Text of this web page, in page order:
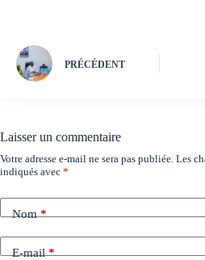
PRÉCÉDENT
Laisser un commentaire
Votre adresse e-mail ne sera pas publiée. Les
indiqués avec *
Nom*
E-mail*